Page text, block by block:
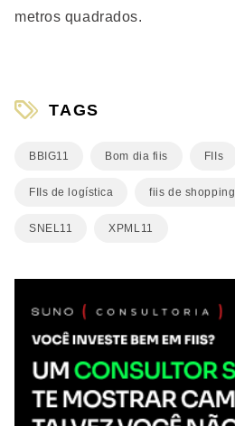
metros quadrados.
TAGS
BBIG11 Bom dia fiis FIIs
FIIs de logística fiis de shopping
SNEL11 XPML11